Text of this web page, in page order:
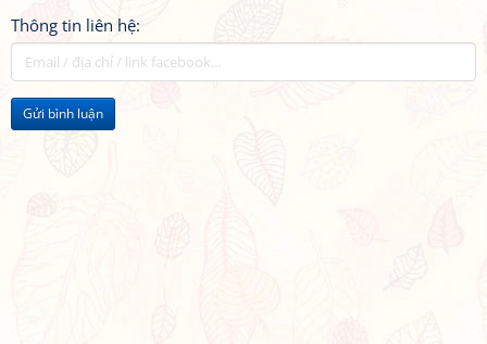
Thông tin liên hệ:
Gửi bình luận